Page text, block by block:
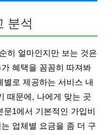
분석
히 얼마인지만 보는 것은
혜택을 꼼꼼히 따져봐
로 제공하는 서비스 내
때문에, 나에게 맞는 곳
1에서 기본적인 가입비
업체별 요금을 좀 더 구